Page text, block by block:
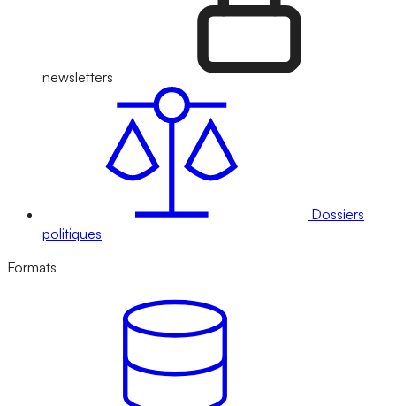
newsletters
Dossiers
politiques
Formats